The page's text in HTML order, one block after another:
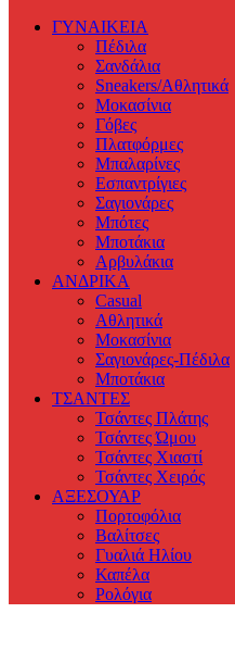
ΓΥΝΑΙΚΕΙΑ
Πέδιλα
Σανδάλια
Sneakers/Αθλητικά
Μοκασίνια
Γόβες
Πλατφόρμες
Μπαλαρίνες
Εσπαντρίγιες
Σαγιονάρες
Μπότες
Μποτάκια
Αρβυλάκια
ΑΝΔΡΙΚΑ
Casual
Αθλητικά
Μοκασίνια
Σαγιονάρες-Πέδιλα
Μποτάκια
ΤΣΑΝΤΕΣ
Τσάντες Πλάτης
Τσάντες Ώμου
Τσάντες Χιαστί
Τσάντες Χειρός
ΑΞΕΣΟΥΑΡ
Πορτοφόλια
Βαλίτσες
Γυαλιά Ηλίου
Καπέλα
Ρολόγια